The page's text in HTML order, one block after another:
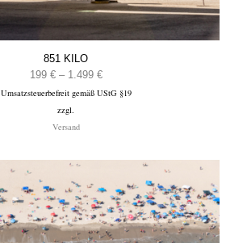
851 KILO
199 € – 1.499 €Preisspanne:
199 €
Umsatzsteuerbefreit gemäß UStG §19
zzgl.
Versand